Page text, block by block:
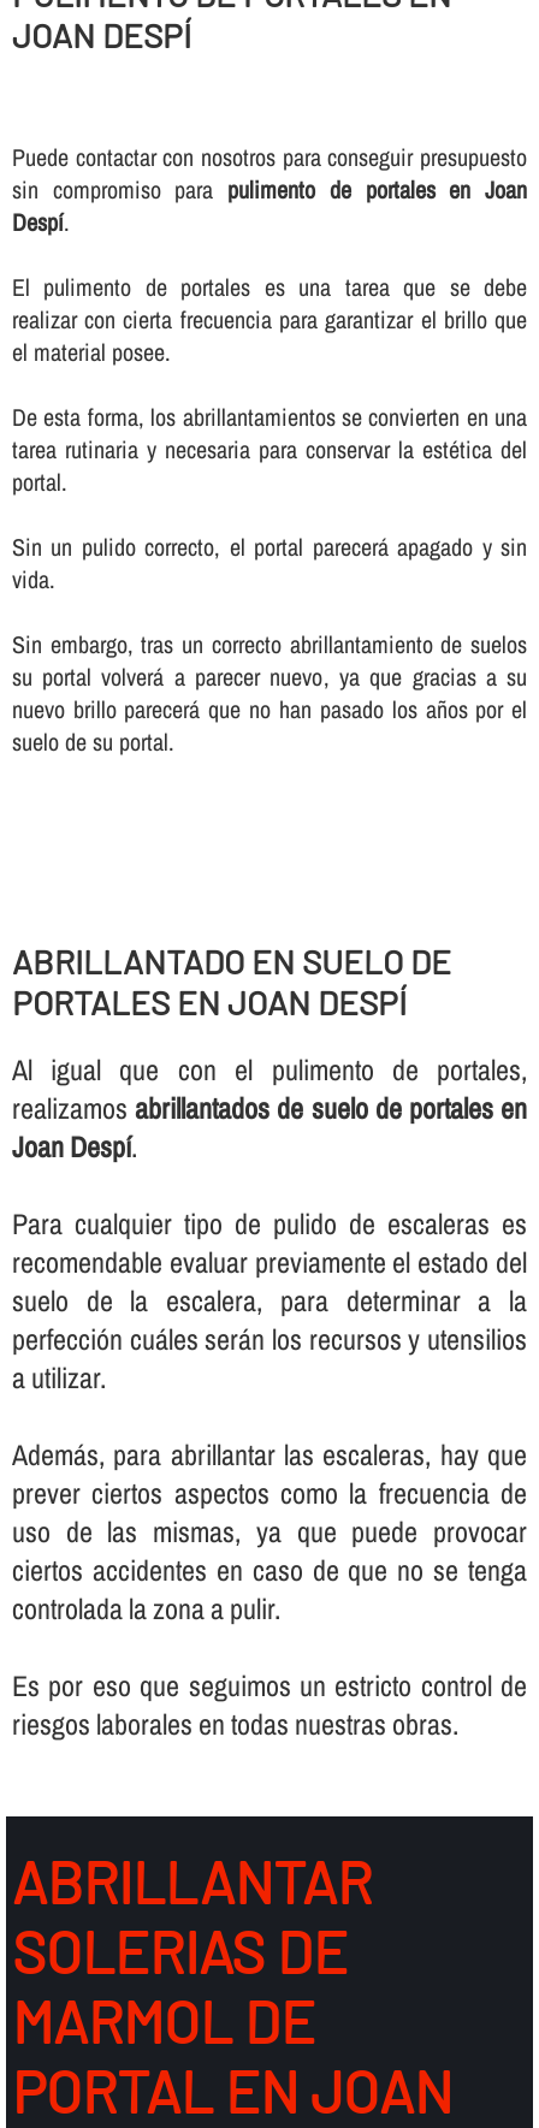
JOAN DESPÍ
Puede contactar con nosotros para conseguir presupuesto
sin compromiso para pulimento de portales en Joan
Despí.
El pulimento de portales es una tarea que se debe
realizar con cierta frecuencia para garantizar el brillo que
el material posee.
De esta forma, los abrillantamientos se convierten en una
tarea rutinaria y necesaria para conservar la estética del
portal.
Sin un pulido correcto, el portal parecerá apagado y sin
vida.
Sin embargo, tras un correcto abrillantamiento de suelos
su portal volverá a parecer nuevo, ya que gracias a su
nuevo brillo parecerá que no han pasado los años por el
suelo de su portal.
ABRILLANTADO EN SUELO DE
PORTALES EN JOAN DESPÍ
Al igual que con el pulimento de portales,
realizamosabrillantados de suelo de portales en
Joan Despí.
Para cualquier tipo de pulido de escaleras es
recomendable evaluar previamente el estado del
suelo de la escalera, para determinar a la
perfección cuáles serán los recursos y utensilios
a utilizar.
Además, para abrillantar las escaleras, hay que
prever ciertos aspectos como la frecuencia de
uso de las mismas, ya que puede provocar
ciertos accidentes en caso de que no se tenga
controlada la zona a pulir.
Es por eso que seguimos un estricto control de
riesgos laborales en todas nuestras obras.
ABRILLANTAR
SOLERIAS DE
MARMOL DE
PORTAL EN JOAN